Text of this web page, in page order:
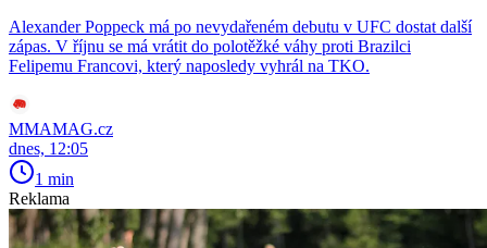
Alexander Poppeck má po nevydařeném debutu v UFC dostat další
zápas. V říjnu se má vrátit do polotěžké váhy proti Brazilci
Felipemu Francovi, který naposledy vyhrál na TKO.
MMAMAG.cz
dnes, 12:05
1 min
Reklama